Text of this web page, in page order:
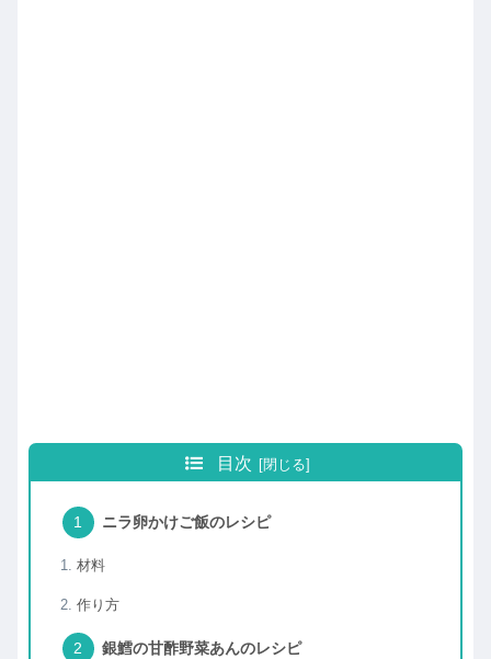
目次
ニラ卵かけご飯のレシピ
材料
作り方
銀鱈の甘酢野菜あんのレシピ